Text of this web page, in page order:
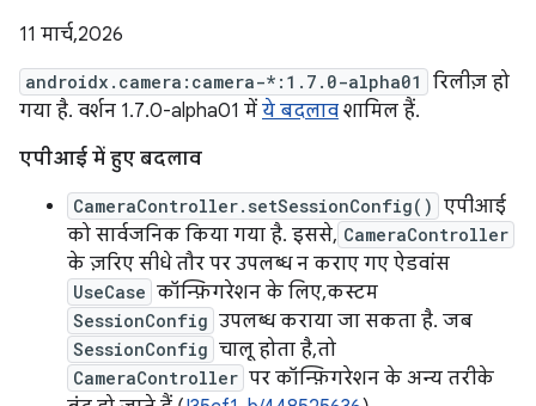
11 मार्च, 2026
androidx.camera:camera-*:1.7.0-alpha01
रिलीज़ हो
गया है. वर्शन 1.7.0-alpha01 में ये बदलाव शामिल हैं.
एपीआई में हुए बदलाव
CameraController.setSessionConfig() एपीआई
को सार्वजनिक किया गया है. इससे, CameraController
के ज़रिए सीधे तौर पर उपलब्ध न कराए गए ऐडवांस
UseCase कॉन्फ़िगरेशन के लिए, कस्टम
SessionConfig उपलब्ध कराया जा सकता है. जब
SessionConfig चालू होता है, तो
CameraController पर कॉन्फ़िगरेशन के अन्य तरीके